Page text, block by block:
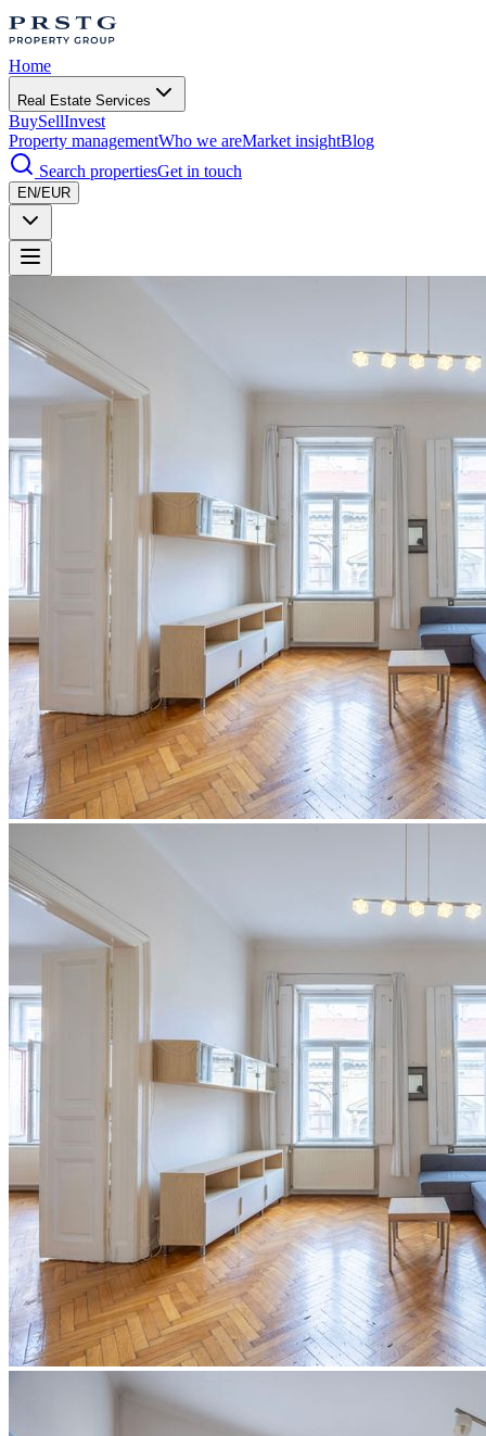
Home
Real Estate Services
BuySellInvest
Property managementWho we areMarket insightBlog
Search propertiesGet in touch
EN/EUR